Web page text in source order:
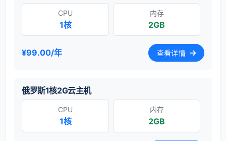
CPU
1核
内存
2GB
¥99.00/年 查看详情
俄罗斯1核2G云主机
CPU
1核
内存
2GB